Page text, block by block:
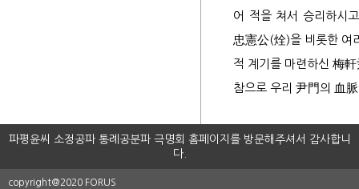
서
파
문
어 적을 쳐서 승리하시
忠憲公(烇)을 비롯한 여
적 계기를 마련하신 梅軒
참으로 우리 尹門 의 血脈
파평윤씨 소정공파 통례공분파 극명회 홈페이지를 방문해주셔서 감사합니
다.
copyright@2020 FORUS